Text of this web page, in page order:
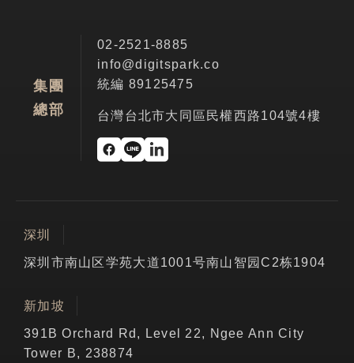
集團
總部
02-2521-8885
info@digitspark.co
統編 89125475
台灣台北市大同區民權西路104號4樓
深圳
深圳市南山区学苑大道1001号南山智园C2栋1904
新加坡
391B Orchard Rd, Level 22, Ngee Ann City
Tower B, 238874